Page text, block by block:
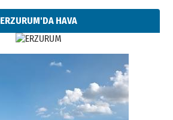
ERZURUM'DA HAVA